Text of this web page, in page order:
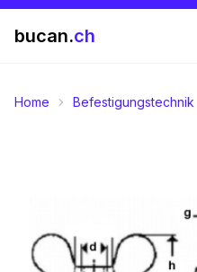
bucan.ch
Home Befestigungstechnik